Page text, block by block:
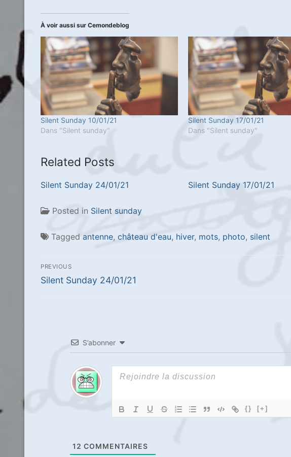
À voir aussi sur Cemondeblog
Silent Sunday 10/01/21
Dans "Silent sunday"
Silent Sunday 17/01/21
Dans "Silent sunday"
Related Posts
Silent Sunday 24/01/21 Silent Sunday 17/01/21
Posted in Silent sunday
Tagged antenne, château d'eau, hiver, mots, photo, silent
Navigation
de
PREVIOUS
Previous
Silent Sunday 24/01/21
S’abonner
{} [+]
12 COMMENTAIRES